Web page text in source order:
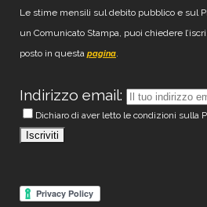
Le stime mensili sul debito pubblico e sul
un Comunicato Stampa, puoi chiedere
posto in questa pagina.
Indirizzo email:
Dichiaro di aver letto le condizioni sulla